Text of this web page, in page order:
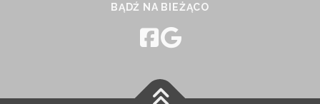
BĄDŹ NA BIEŻĄCO